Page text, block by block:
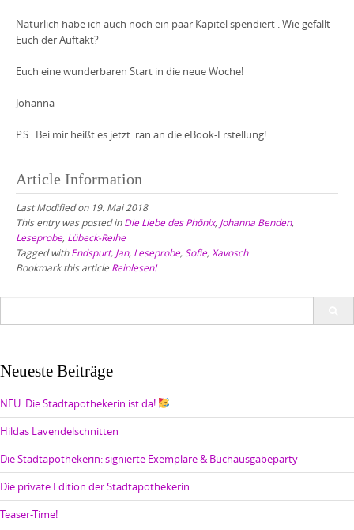
Natürlich habe ich auch noch ein paar Kapitel spendiert . Wie gefällt
Euch der Auftakt?
Euch eine wunderbaren Start in die neue Woche!
Johanna
P.S.: Bei mir heißt es jetzt: ran an die eBook-Erstellung!
Article Information
Last Modified on 19. Mai 2018
This entry was posted inDie Liebe des Phönix, Johanna Benden,
Leseprobe, Lübeck-Reihe
Tagged withEndspurt, Jan, Leseprobe,Sofie,Xavosch
Bookmark this article Reinlesen!
Neueste Beiträge
NEU: Die Stadtapothekerin ist da!
Hildas Lavendelschnitten
Die Stadtapothekerin: signierte Exemplare & Buchausgabeparty
Die private Edition der Stadtapothekerin
Teaser-Time!